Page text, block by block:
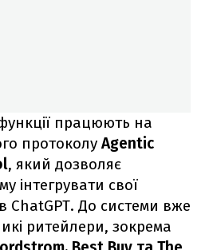
працюють на
протоколу Agentic
, який дозволяє
інтегрувати свої
ChatGPT. До системи вже
ритейлери, зокрема